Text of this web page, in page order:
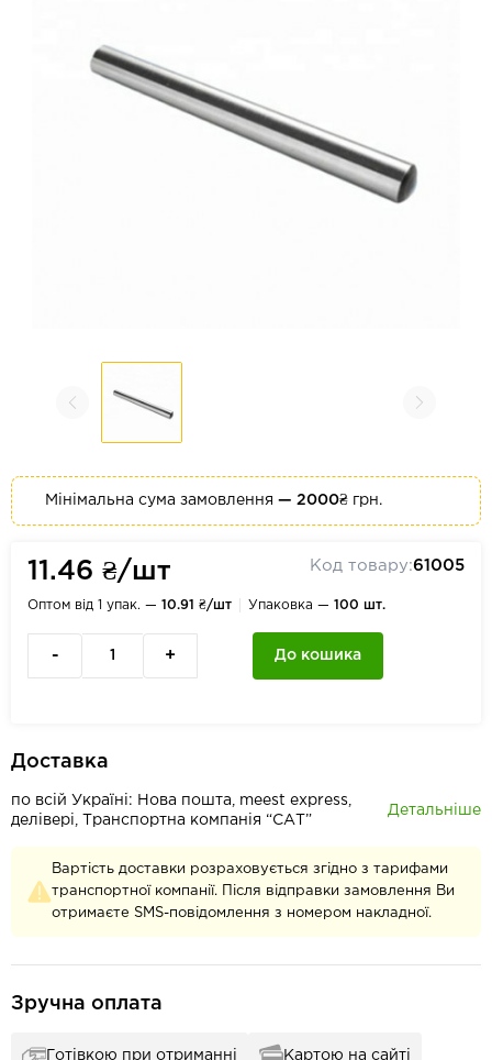
Мінімальна сума замовлення — 2000₴ грн.
11.46 ₴/шт Код товару:61005
Оптом від 1 упак. — 10.91 ₴/шт Упаковка — 100 шт.
- + До кошика
Доставка
по всій Україні: Нова пошта, meest express,
делівері, Транспортна компанія “САТ”
Детальніше
Вартість доставки розраховується згідно з тарифами
транспортної компанії. Після відправки замовлення Ви
отримаєте SMS-повідомлення з номером накладної.
Зручна оплата
Готівкою при отриманні Картою на сайті